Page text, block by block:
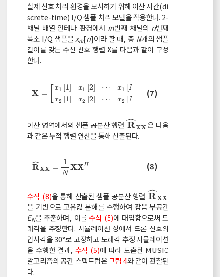
실제 신호 처리 환경을 모사하기 위해 이산 시간(di
screte-time) I/Q 샘플 처리 모델을 적용한다. 2-
채널 배열 안테나 환경에서 m번째 채널의 n번째
복소 I/Q 샘플을xm[n]이라 할 때, 총 N개의 샘플
길이를 갖는 수신 신호 행렬X를 다음과 같이 구성
한다.
X =
x1 1
x2 [1]
x1 2]
x2 [2]
⋯
⋯
x1 N
x2 [N
=x11x 12x 1N 22x 2N (7)
이산 영역에서의 샘플 공분산 행렬 R
ˆXX
R^XX 은 다음
과 같은 누적 행렬 연산을 통해 산출된다.
R
ˆXX =
1
N
XXH
R^XX=1NXXH (8)
수식 (8)을 통해 산출된 샘플 공분산 행렬 R
ˆXX
R^XX
을 기반으로 고유값 분해를 수행하여 잡음 부공간
EN을 추출하며, 이를수식 (5)에 대입함으로써 도
래각을 추정한다. 시뮬레이션 상에서 드론 신호의
입사각을 30°로 고정하고 도래각 추정 시뮬레이션
을 수행한 결과,수식 (5)에 따라 도출된 MUSIC
알고리즘의 공간 스펙트럼은그림 4와 같이 관찰된
다.